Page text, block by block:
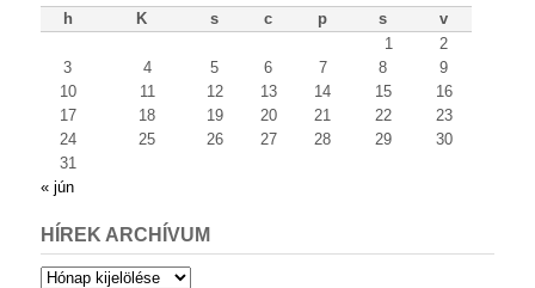
h K s c p s
v
1
2
3
4 5 6 7 8
9
10
11 12 13 14 15
16
17
18 19 20 21 22
23
24
25 26 27 28 29
30
31
« jún
HÍREK ARCHÍVUM
Hírek